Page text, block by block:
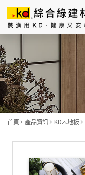
導
覽
|
K
D
科
首頁 產品資訊 KD木地板
總公司資訊